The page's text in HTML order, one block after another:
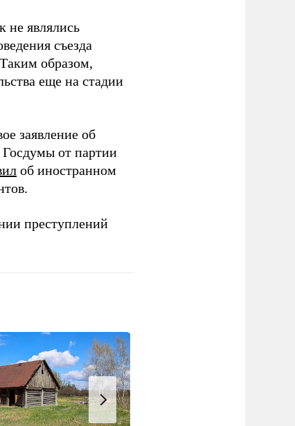
не являлись
съезда
образом,
еще на стадии
заявление об
Госдумы от партии
об иностранном
преступлений